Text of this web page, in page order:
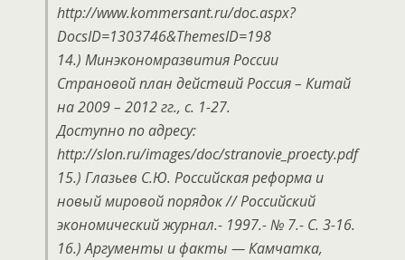
http://www.kommersant.ru/doc.aspx?
DocsID=1303746&ThemesID=198
14.) Минэкономразвития России
Страновой план действий Россия – Китай
на 2009 – 2012 гг., с. 1-27.
Доступно по адресу:
http://slon.ru/images/doc/stranovie_proecty.pdf
15.) Глазьев С.Ю. Российская реформа и
новый мировой порядок // Российский
экономический журнал.- 1997.- № 7.- С. 3-16.
16.) Аргументы и факты — Камчатка,